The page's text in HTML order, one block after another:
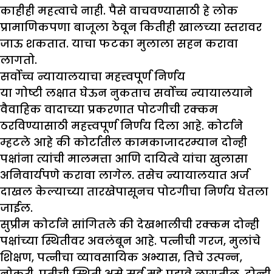
काहीही महत्वाचे नाही. पैसे वाचवण्यासाठी हे लोक
प्रामाणिकपणा बाजूला ठेवून कितीही खालच्या स्तरावर
जाऊ शकतात. याचा फटका मुलाला सहन करावा
लागतो.
सर्वोच्च न्यायालयाचा महत्त्वपूर्ण निर्णय
या गोष्टी लक्षात घेऊन नुकताच सर्वोच्च न्यायालयाने
वैवाहिक वादाच्या प्रकरणात पोटगीची रक्कम
ठरविण्यासाठी महत्त्वपूर्ण निर्णय दिला आहे. कोर्टाने
म्हटले आहे की कोर्टातील कामकाजादरम्यान दोन्ही
पक्षांना त्यांची मालमत्ता आणि दायित्वे यांचा खुलासा
अनिवार्यपणे करावा लागेल. तसेच न्यायालयात अर्ज
दाखल केल्याच्या तारखेपासूनच पोटगीचा निर्णय घेतला
जाईल.
सुप्रीम कोर्टाने सांगितले की देखभालीची रक्कम दोन्ही
पक्षांच्या स्थितीवर अवलंबून आहे. पत्नीची गरज, मुलांचे
शिक्षण, पत्नीचा व्यावसायिक अभ्यास, तिचे उत्पन्न,